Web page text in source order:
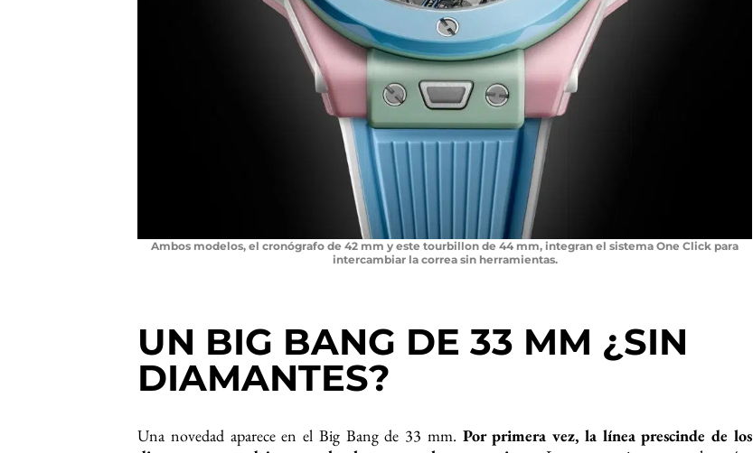
Ambos modelos, el cronógrafo de 42 mm y este tourbillon de 44 mm, integran el sistema One Click para
intercambiar la correa sin herramientas.
UN BIG BANG DE 33 MM ¿SIN
DIAMANTES?
Una novedad aparece en el Big Bang de 33 mm. Por primera vez, la línea prescinde de los